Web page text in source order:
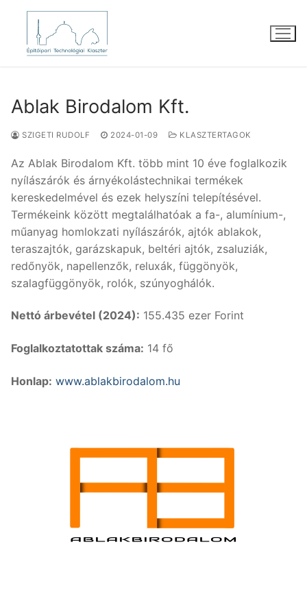
Ugrás
tartalomra
Ablak Birodalom Kft.
SZIGETI RUDOLF 2024-01-09 KLASZTERTAGOK
Az Ablak Birodalom Kft. több mint 10 éve foglalkozik
nyílászárók és árnyékolástechnikai termékek
kereskedelmével és ezek helyszíni telepítésével.
Termékeink között megtalálhatóak a fa-, alumínium-,
műanyag homlokzati nyílászárók, ajtók ablakok,
teraszajtók, garázskapuk, beltéri ajtók, zsaluziák,
redőnyök, napellenzők, reluxák, függönyök,
szalagfüggönyök, rolók, szúnyoghálók.
Nettó árbevétel (2024): 155.435 ezer Forint
Foglalkoztatottak száma: 14 fő
Honlap: www.ablakbirodalom.hu